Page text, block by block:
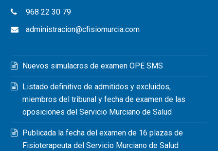
968 22 30 79
administracion@cfisiomurcia.com
Nuevos simulacros de examen OPE SMS
Listado definitivo de admitidos y excluidos,
miembros del tribunal y fecha de examen de las
oposiciones del Servicio Murciano de Salud
Publicada la fecha del examen de 16 plazas de
Fisioterapeuta del Servicio Murciano de Salud